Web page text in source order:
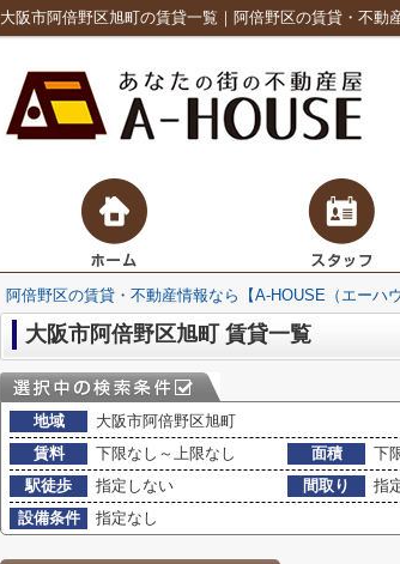
大阪市阿倍野区旭町の賃貸一覧｜阿倍野区の賃貸・不動
阿倍野区の賃貸・不動産情報なら【A-HOUSE（エーハウ
大阪市阿倍野区旭町 賃貸一覧
地域
大阪市阿倍野区旭町
賃料
下限なし～上限なし 面積 下
駅徒歩
指定しない 間取り
指
設備条件
指定なし